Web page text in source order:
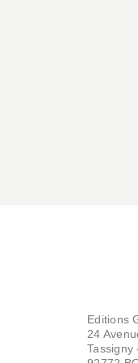
Editions
24
Tassigny